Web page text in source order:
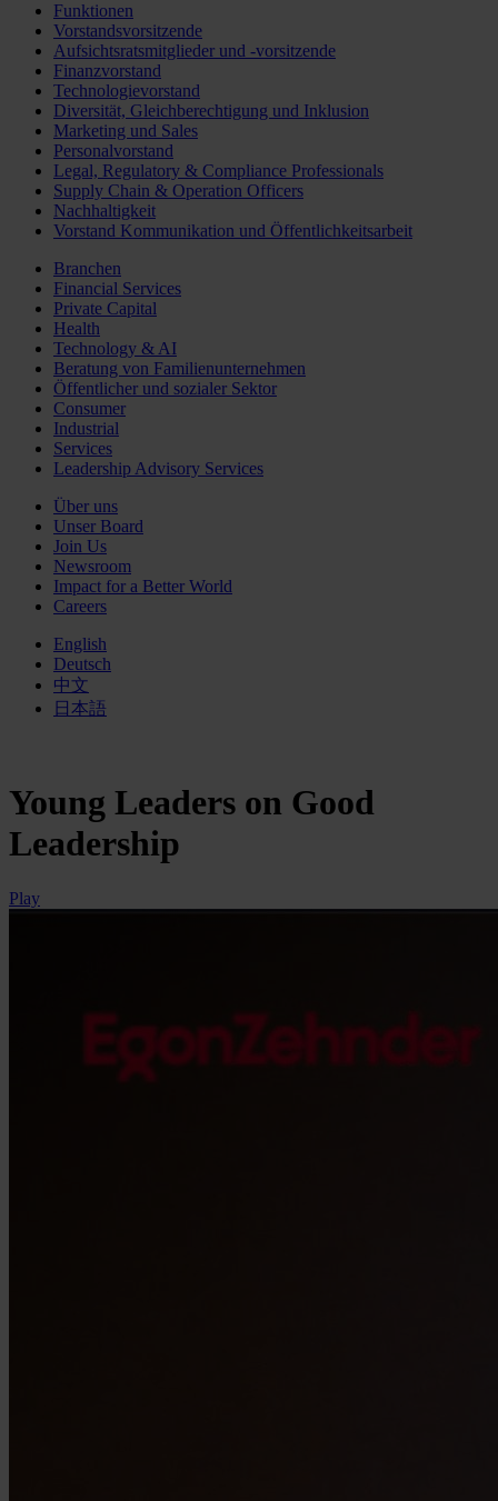
Funktionen
Vorstandsvorsitzende
Aufsichtsratsmitglieder und -vorsitzende
Finanzvorstand
Technologievorstand
Diversität, Gleichberechtigung und Inklusion
Marketing und Sales
Personalvorstand
Legal, Regulatory & Compliance Professionals
Supply Chain & Operation Officers
Nachhaltigkeit
Vorstand Kommunikation und Öffentlichkeitsarbeit
Branchen
Financial Services
Private Capital
Health
Technology & AI
Beratung von Familienunternehmen
Öffentlicher und sozialer Sektor
Consumer
Industrial
Services
Leadership Advisory Services
Über uns
Unser Board
Join Us
Newsroom
Impact for a Better World
Careers
English
Deutsch
中文
日本語
Young Leaders on Good
Leadership
Play